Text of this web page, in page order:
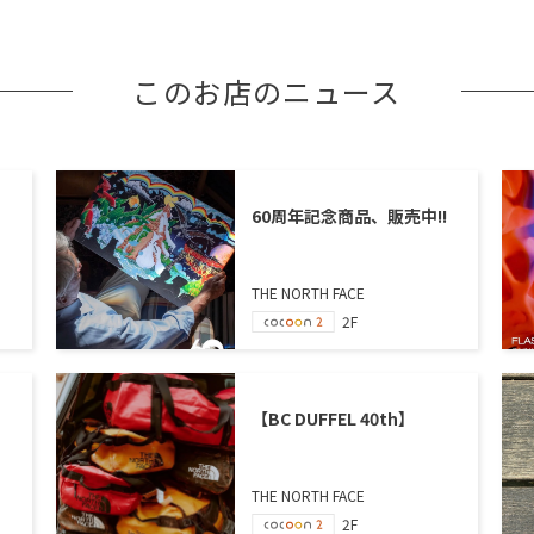
このお店のニュース
60周年記念商品、販売中!!
THE NORTH FACE
2F
【BC DUFFEL 40th】
THE NORTH FACE
2F